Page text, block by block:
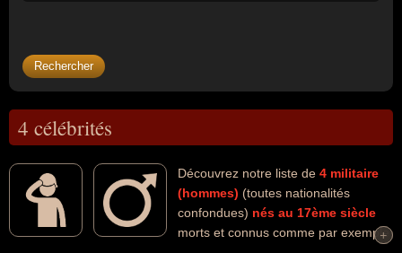
4 célébrités
Découvrez notre liste de 4 militaire
(hommes) (toutes nationalités
confondues) nés au 17ème siècle
morts et connus comme par exemple
+
+